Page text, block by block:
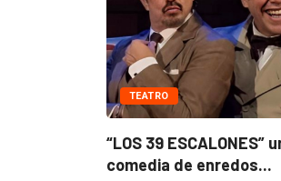
ACTUALIDAD
Nostalgia y
con...